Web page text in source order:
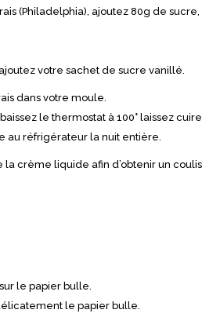
(Philadelphia), ajoutez 80g de sucre,
votre sachet de sucre vanillé.
dans votre moule.
le thermostat à 100° laissez
au réfrigérateur la nuit entière.
crème liquide afin d’obtenir un
le papier bulle.
le papier bulle.